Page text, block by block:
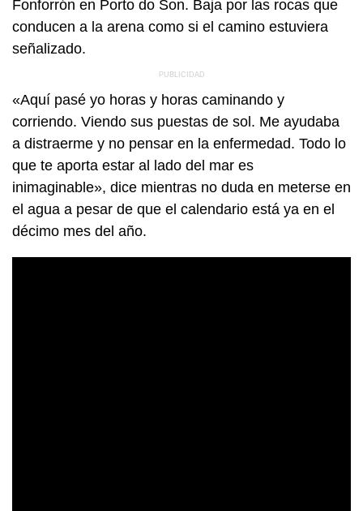
Fonforrón en Porto do Son. Baja por las rocas que
conducen a la arena como si el camino estuviera
señalizado.
«Aquí pasé yo horas y horas caminando y
corriendo. Viendo sus puestas de sol. Me ayudaba
a distraerme y no pensar en la enfermedad. Todo lo
que te aporta estar al lado del mar es
inimaginable», dice mientras no duda en meterse en
el agua a pesar de que el calendario está ya en el
décimo mes del año.